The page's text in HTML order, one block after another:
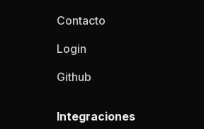
Contacto
Login
Github
Integraciones